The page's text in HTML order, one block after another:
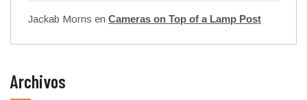
Jackab Morns en Cameras on Top of a Lamp Post
Archivos